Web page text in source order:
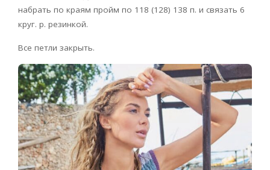
набрать по краям пройм по 118 (128) 138 п. и связать 6
круг. р. резинкой.
Все петли закрыть.